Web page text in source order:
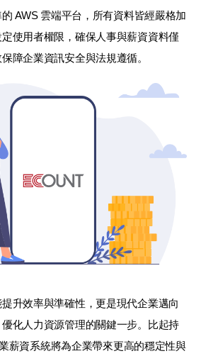
AWS 雲端平台，所有資料皆經嚴格加
使用者權限，確保人事與薪資資料僅
障企業資訊安全與法規遵循。
升效率與準確性，更是現代企業邁向
化人力資源管理的關鍵一步。比起持
薪資系統將為企業帶來更高的穩定性與